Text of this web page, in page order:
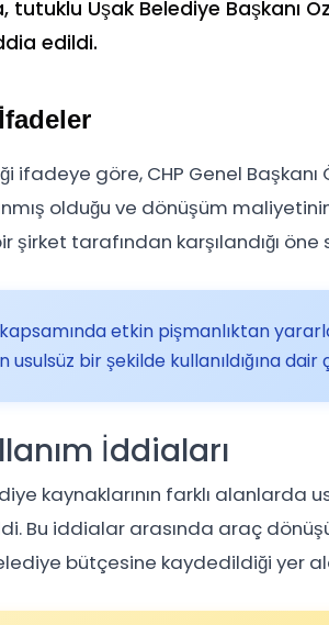
Uşak Belediye Başkanı
edildi.
ifadeye göre, CHP Genel Başkanı
olduğu ve dönüşüm
şirket tarafından karşılandığı öne
etkin pişmanlıktan
usulsüz bir şekilde kullanıldığına
İddiaları
kaynaklarının farklı alanlarda
Bu iddialar arasında araç
bütçesine kaydedildiği yer